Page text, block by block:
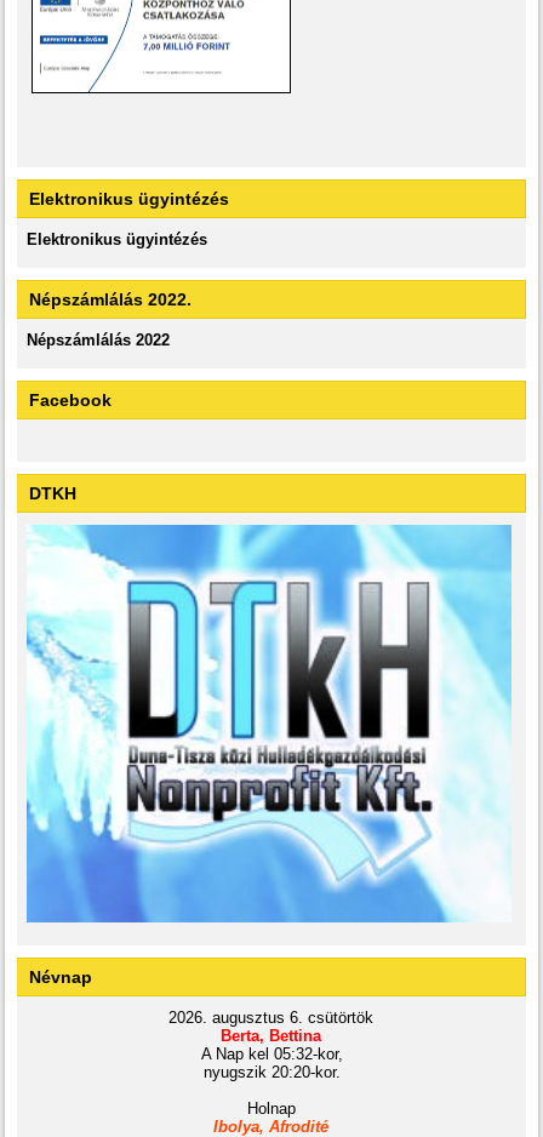
Elektronikus ügyintézés
Elektronikus ügyintézés
Népszámlálás 2022.
Népszámlálás 2022
Facebook
DTKH
Névnap
2026. augusztus 6. csütörtök
Berta, Bettina
A Nap kel 05:32-kor,
nyugszik 20:20-kor.
Holnap
Ibolya, Afrodité